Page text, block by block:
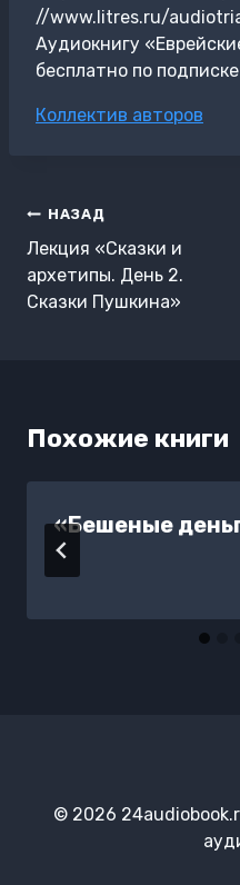
//www.litres.ru/
Аудиокнигу
бесплатно по подписке
Метки
Коллектив авторов
Навигация
по
записям
НАЗАД
Лекция «Сказки и
архетипы. День 2.
Сказки Пушкина»
Похожие книги
«Бешеные
© 2026